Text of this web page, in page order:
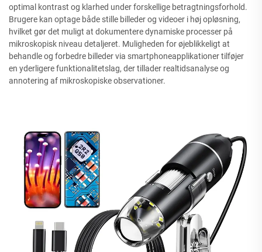
optimal kontrast og klarhed under forskellige betragtningsforhold.
Brugere kan optage både stille billeder og videoer i høj opløsning,
hvilket gør det muligt at dokumentere dynamiske processer på
mikroskopisk niveau detaljeret. Muligheden for øjeblikkeligt at
behandle og forbedre billeder via smartphoneapplikationer tilføjer
en yderligere funktionalitetslag, der tillader realtidsanalyse og
annotering af mikroskopiske observationer.